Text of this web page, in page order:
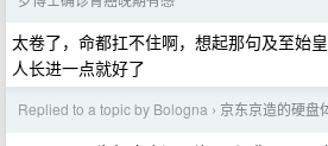
太卷了，命都扛不住啊，想起那句及至始
人长进一点就好了
Replied to a topic by Bologna › 京东京造的硬盘